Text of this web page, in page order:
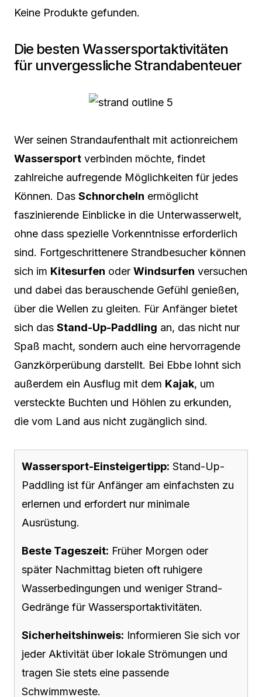
Keine Produkte gefunden.
Die besten Wassersportaktivitäten
für unvergessliche Strandabenteuer
Wer seinen Strandaufenthalt mit actionreichem
Wassersport verbinden möchte, findet
zahlreiche aufregende Möglichkeiten für jedes
Können. Das Schnorcheln ermöglicht
faszinierende Einblicke in die Unterwasserwelt,
ohne dass spezielle Vorkenntnisse erforderlich
sind. Fortgeschrittenere Strandbesucher können
sich im Kitesurfen oder Windsurfen versuchen
und dabei das berauschende Gefühl genießen,
über die Wellen zu gleiten. Für Anfänger bietet
sich das Stand-Up-Paddling an, das nicht nur
Spaß macht, sondern auch eine hervorragende
Ganzkörperübung darstellt. Bei Ebbe lohnt sich
außerdem ein Ausflug mit dem Kajak, um
versteckte Buchten und Höhlen zu erkunden,
die vom Land aus nicht zugänglich sind.
Wassersport-Einsteigertipp: Stand-Up-
Paddling ist für Anfänger am einfachsten zu
erlernen und erfordert nur minimale
Ausrüstung.
Beste Tageszeit: Früher Morgen oder
später Nachmittag bieten oft ruhigere
Wasserbedingungen und weniger Strand-
Gedränge für Wassersportaktivitäten.
Sicherheitshinweis: Informieren Sie sich vor
jeder Aktivität über lokale Strömungen und
tragen Sie stets eine passende
Schwimmweste.